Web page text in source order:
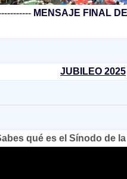
MENSAJE FINAL
JUBILEO 2025
qué es el Sínodo de